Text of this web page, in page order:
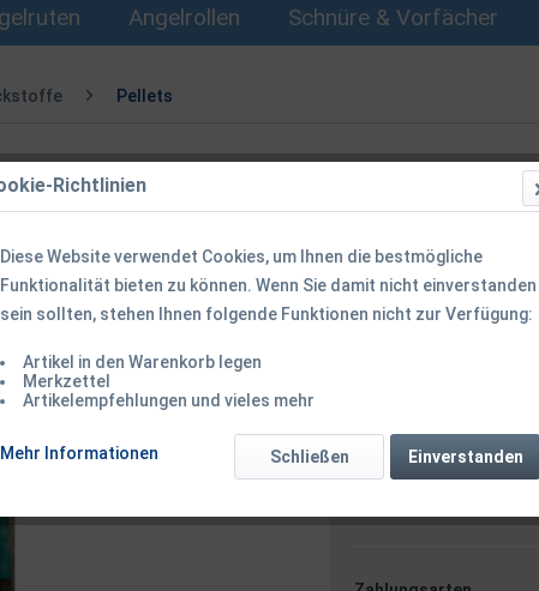
Angelrollen Schnüre & Vorfächer
Pellets
Dynamite
900gr
6,50 € *
0.9 Kilogramm
Sofort
Versand
Richtlinien
Diese Website verwendet Cookies, um Ihnen die bestmögliche
Funktionalität bieten zu können. Wenn Sie damit nicht einverstanden
sein sollten, stehen Ihnen folgende Funktionen nicht zur Verfügung:
Artikel in den Warenkorb legen
Merkzettel
Artikelempfehlungen und vieles mehr
Mehr Informationen Einverstanden
Schließen